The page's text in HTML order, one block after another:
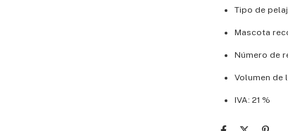
Tipo de
Mascota
Número de
Volumen de
IVA: 21 %